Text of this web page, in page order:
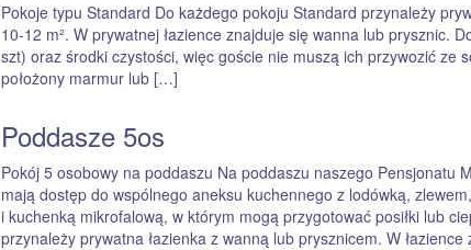
Pokoje typu Standard Do każdego pokoju Standard przynależy
10-12 m². W prywatnej łazience znajduje się wanna lub prysznic.
szt) oraz środki czystości, więc goście nie muszą ich przywozić ze
położony marmur lub […]
Poddasze 5os
Pokój 5 osobowy na poddaszu Na poddaszu naszego Pensjonatu
mają dostęp do wspólnego aneksu kuchennego z lodówką,
i kuchenką mikrofalową, w którym mogą przygotować posiłki lub
przynależy prywatna łazienka z wanną lub prysznicem. W